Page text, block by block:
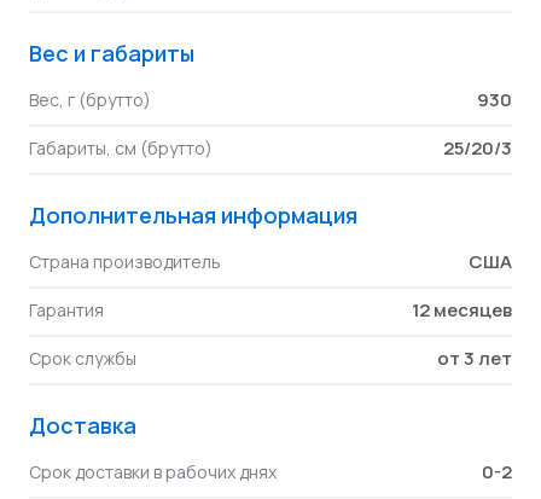
Вес и габариты
Вес, г (брутто) 930
Габариты, см (брутто) 25/20/3
Дополнительная информация
Страна производитель США
Гарантия 12 месяцев
Срок службы от 3 лет
Доставка
Срок доставки в рабочих днях 0-2